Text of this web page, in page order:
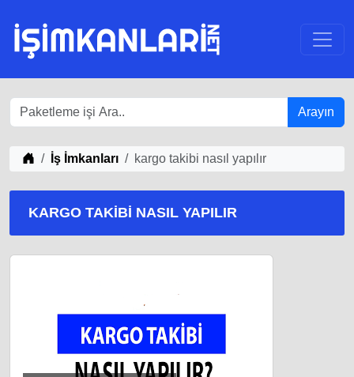
Arayın
iş Fikirleri
İş İmkanları kargo takibi nasıl yapılır
KARGO TAKIBI NASIL YAPILIR